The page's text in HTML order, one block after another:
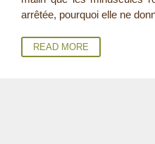
arrêtée, pourquoi elle ne
READ MORE